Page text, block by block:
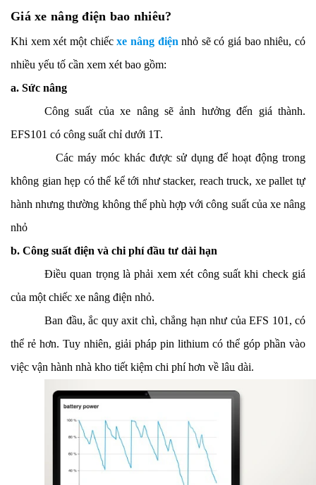
Giá xe nâng điện bao nhiêu?
Khi xem xét một chiếcxe nâng điện nhỏ sẽ có giá bao nhiêu, có
nhiều yếu tố cần xem xét bao gồm:
a. Sức nâng
Công suất của xe nâng sẽ ảnh hưởng đến giá thành.
EFS101 có công suất chỉ dưới 1T.
Các máy móc khác được sử dụng để hoạt động trong
không gian hẹp có thể kể tới như stacker, reach truck, xe pallet tự
hành nhưng thường không thể phù hợp với công suất của xe nâng
nhỏ
b. Công suất điện và chi phí đầu tư dài hạn
Điều quan trọng là phải xem xét công suất khi check giá
của một chiếc xe nâng điện nhỏ.
Ban đầu, ắc quy axit chì, chẳng hạn như của EFS 101, có
thể rẻ hơn. Tuy nhiên, giải pháp pin lithium có thể góp phần vào
việc vận hành nhà kho tiết kiệm chi phí hơn về lâu dài.